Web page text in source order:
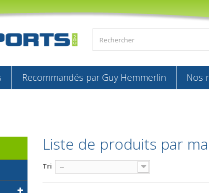
Recommandés par Guy Hemmerlin Nos
Liste de produits par
Tri --